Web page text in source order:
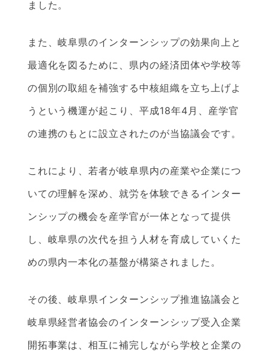
ました。
また、岐阜県のインターンシップの効果向上と
最適化を図るために、県内の経済団体や学校等
の個別の取組を補強する中核組織を立ち上げよ
うという機運が起こり、平成18年4月、産学官
の連携のもとに設立されたのが当協議会です。
これにより、若者が岐阜県内の産業や企業につ
いての理解を深め、就労を体験できるインター
ンシップの機会を産学官が一体となって提供
し、岐阜県の次代を担う人材を育成していくた
めの県内一本化の基盤が構築されました。
その後、岐阜県インターンシップ推進協議会と
岐阜県経営者協会のインターンシップ受入企業
開拓事業は、相互に補完しながら学校と企業の